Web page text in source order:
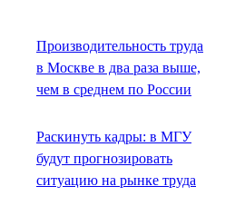
Производительность труда
в Москве в два раза выше,
чем в среднем по России
Раскинуть кадры: в МГУ
будут прогнозировать
ситуацию на рынке труда